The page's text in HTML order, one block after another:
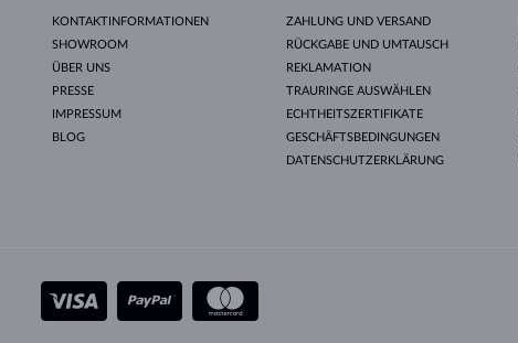
KONTAKTINFORMATIONEN
SHOWROOM
ÜBER UNS
PRESSE
IMPRESSUM
BLOG
ZAHLUNG UND VERSAND
RÜCKGABE UND UMTAUSCH
REKLAMATION
TRAURINGE AUSWÄHLEN
ECHTHEITSZERTIFIKATE
GESCHÄFTSBEDINGUNGEN
DATENSCHUTZERKLÄRUNG